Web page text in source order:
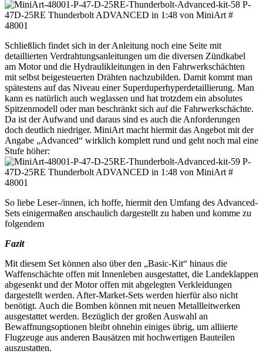
Schließlich findet sich in der Anleitung noch eine Seite mit
detaillierten Verdrahtungsanleitungen um die diversen Zündkabel
am Motor und die Hydraulikleitungen in den Fahrwerkschächten
mit selbst beigesteuerten Drähten nachzubilden. Damit kommt man
spätestens auf das Niveau einer Superduperhyperdetaillierung. Man
kann es natürlich auch weglassen und hat trotzdem ein absolutes
Spitzenmodell oder man beschränkt sich auf die Fahrwerkschächte.
Da ist der Aufwand und daraus sind es auch die Anforderungen
doch deutlich niedriger. MiniArt macht hiermit das Angebot mit der
Angabe „Advanced“ wirklich komplett rund und geht noch mal eine
Stufe höher:
So liebe Leser-/innen, ich hoffe, hiermit den Umfang des Advanced-
Sets einigermaßen anschaulich dargestellt zu haben und komme zu
folgendem
Fazit
Mit diesem Set können also über den „Basic-Kit“ hinaus die
Waffenschächte offen mit Innenleben ausgestattet, die Landeklappen
abgesenkt und der Motor offen mit abgelegten Verkleidungen
dargestellt werden. After-Market-Sets werden hierfür also nicht
benötigt. Auch die Bomben können mit neuen Metallleitwerken
ausgestattet werden. Bezüglich der großen Auswahl an
Bewaffnungsoptionen bleibt ohnehin einiges übrig, um alliierte
Flugzeuge aus anderen Bausätzen mit hochwertigen Bauteilen
auszustatten.